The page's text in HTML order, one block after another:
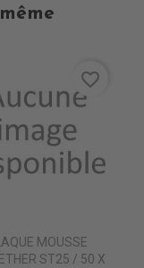
MOUSSE
ST25 / 50 X
favorite_border